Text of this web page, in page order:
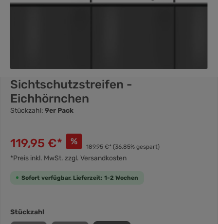
Sichtschutzstreifen -
Eichhörnchen
Stückzahl: 9er Pack
119,95 €* % 189,95 €* (36.85% gespart)
*Preis inkl. MwSt. zzgl. Versandkosten
Sofort verfügbar, Lieferzeit: 1-2 Wochen
Stückzahl